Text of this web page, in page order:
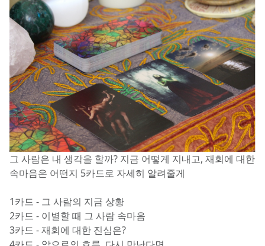
그 사람은 내 생각을 할까? 지금 어떻게 지내고, 재회에 대한
속마음은 어떤지 5카드로 자세히 알려줄게
1카드 - 그 사람의 지금 상황
2카드 - 이별할 때 그 사람 속마음
3카드 - 재회에 대한 진심은?